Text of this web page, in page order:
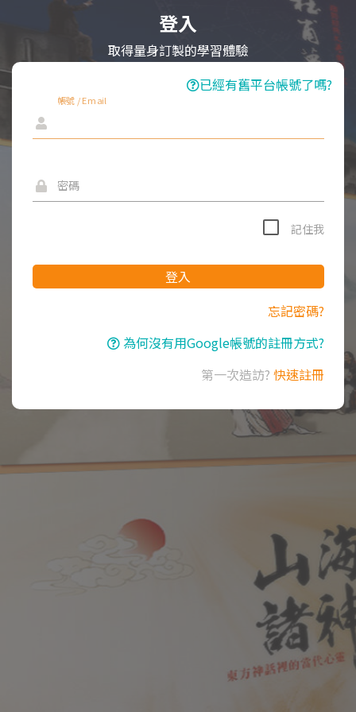
登入
取得量身訂製的學習體驗
已經有舊平台帳號了嗎?
帳號 / Email
密碼
記住我
登入
忘記密碼?
為何沒有用Google帳號的註冊方式?
第一次造訪? 快速註冊